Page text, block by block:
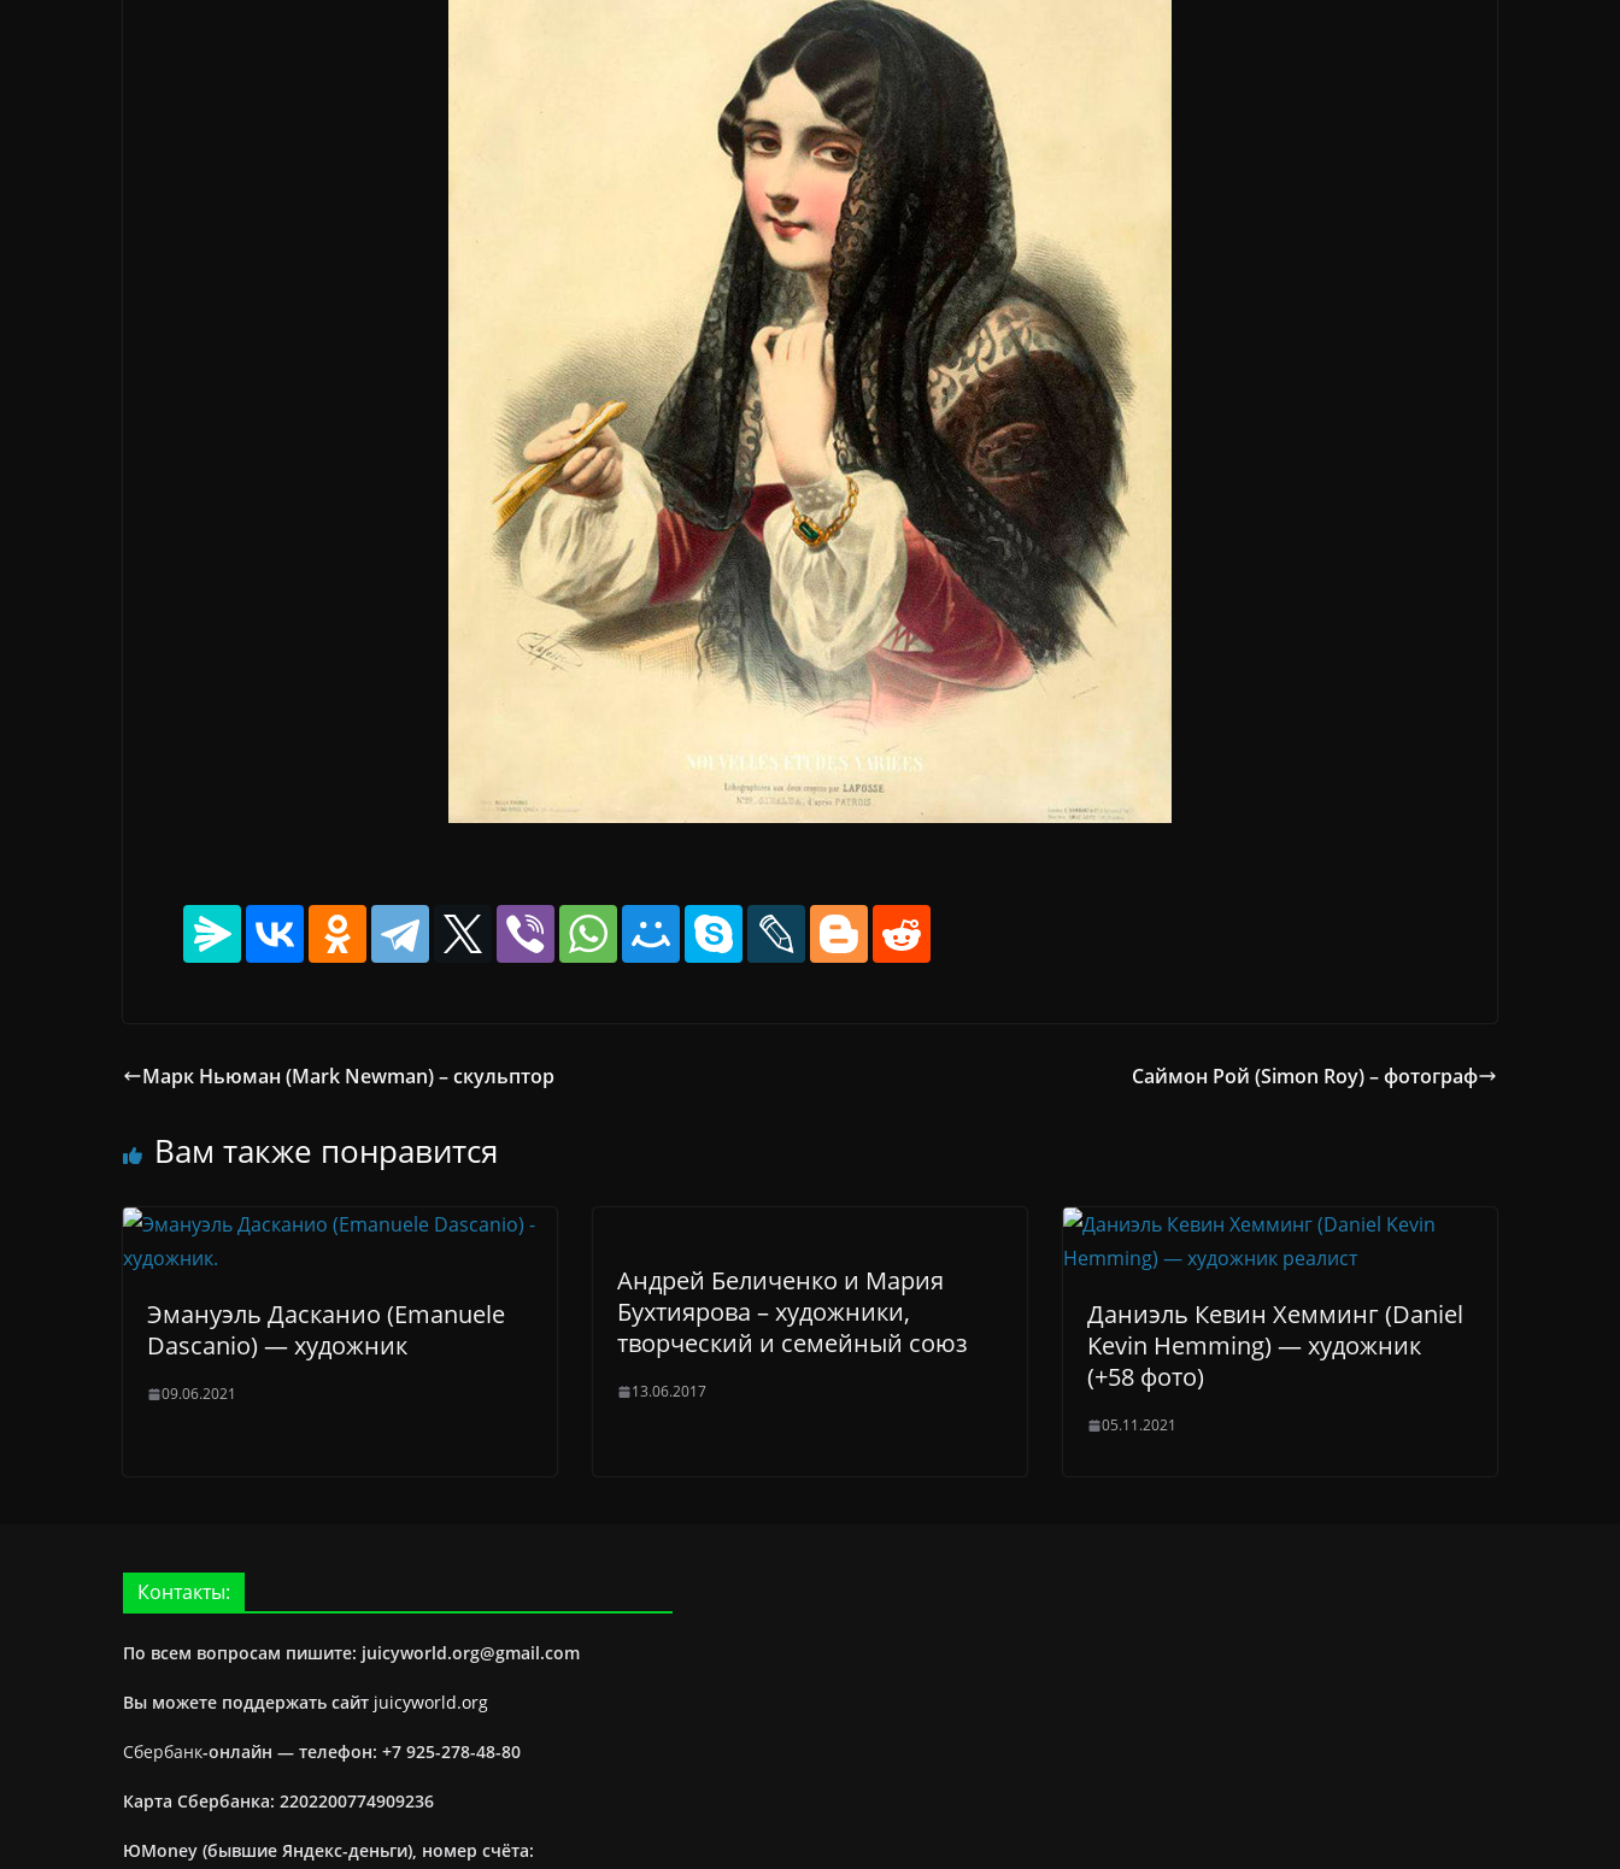
Марк Ньюман (Mark Newman) – скульптор Саймон Рой (Simon Roy) – фотограф
Вам также понравится
Эмануэль Дасканио (Emanuele
Dascanio) — художник
09.06.2021
Андрей Беличенко и Мария
Бухтиярова – художники,
творческий и семейный союз
13.06.2017
Даниэль Кевин Хемминг (Daniel
Kevin Hemming) — художник
(+58 фото)
05.11.2021
Контакты:
По всем вопросам пишите: juicyworld.org@gmail.com
Вы можете поддержать сайт juicyworld.org
Сбербанк-онлайн — телефон: +7 925-278-48-80
Карта Сбербанка: 2202200774909236
ЮMoney (бывшие Яндекс-деньги), номер счёта: